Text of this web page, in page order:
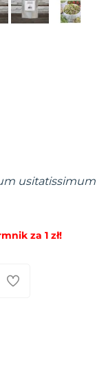
usitatissimum
za 1 zł!